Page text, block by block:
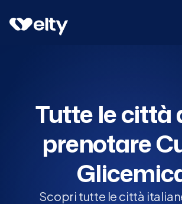
Prenota visita
Tutte le città
prenotare
Scopri tutte le città